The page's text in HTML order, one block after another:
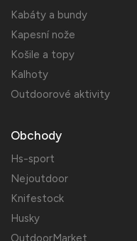
Kabáty a bundy
Kapesní nože
Košile a topy
Kalhoty
Outdoorové aktivity
Obchody
Hs-sport
Nejoutdoor
Knifestock
Husky
OutdoorMarket